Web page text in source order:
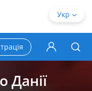
Данії
Укр